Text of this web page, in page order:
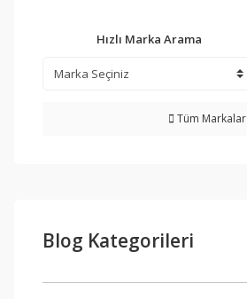
Hızlı Marka Arama
Tüm Markalar
Blog Kategorileri